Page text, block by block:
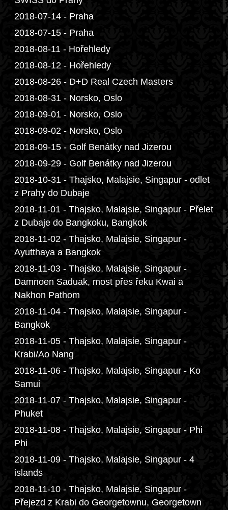
2018-07-14 - Praha
2018-07-15 - Praha
2018-08-11 - Hořehledy
2018-08-12 - Hořehledy
2018-08-26 - D+D Real Czech Masters
2018-08-31 - Norsko, Oslo
2018-09-01 - Norsko, Oslo
2018-09-02 - Norsko, Oslo
2018-09-15 - Golf Benátky nad Jizerou
2018-09-29 - Golf Benátky nad Jizerou
2018-10-31 - Thajsko, Malajsie, Singapur - odlet
z Prahy do Dubaje
2018-11-01 - Thajsko, Malajsie, Singapur - Přelet
z Dubaje do Bangkoku, Bangkok
2018-11-02 - Thajsko, Malajsie, Singapur -
Ayutthaya a Bangkok
2018-11-03 - Thajsko, Malajsie, Singapur -
Damnoen Saduak, most přes řeku Kwai a
Nakhon Pathom
2018-11-04 - Thajsko, Malajsie, Singapur -
Bangkok
2018-11-05 - Thajsko, Malajsie, Singapur -
Krabi/Ao Nang
2018-11-06 - Thajsko, Malajsie, Singapur - Ko
Samui
2018-11-07 - Thajsko, Malajsie, Singapur -
Phuket
2018-11-08 - Thajsko, Malajsie, Singapur - Phi
Phi
2018-11-09 - Thajsko, Malajsie, Singapur - 4
islands
2018-11-10 - Thajsko, Malajsie, Singapur -
Přejezd z Krabi do Georgetownu, Georgetown